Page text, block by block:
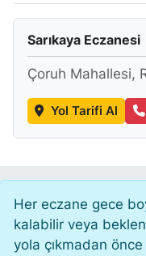
Sarıkaya Eczanesi
Çoruh Mahallesi,
Yol Tarifi Al
Her eczane gece
kalabilir veya
yola çıkmadan